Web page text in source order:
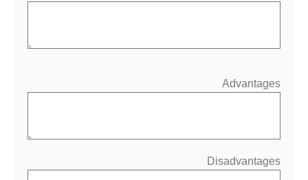
Advantages
Disadvantages